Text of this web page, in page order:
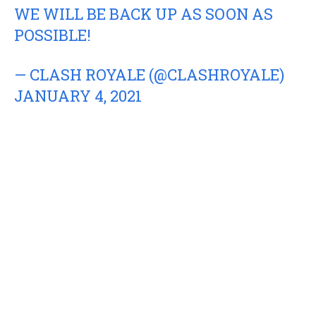
WE WILL BE BACK UP AS SOON AS
POSSIBLE!
— CLASH ROYALE (@CLASHROYALE)
JANUARY 4, 2021